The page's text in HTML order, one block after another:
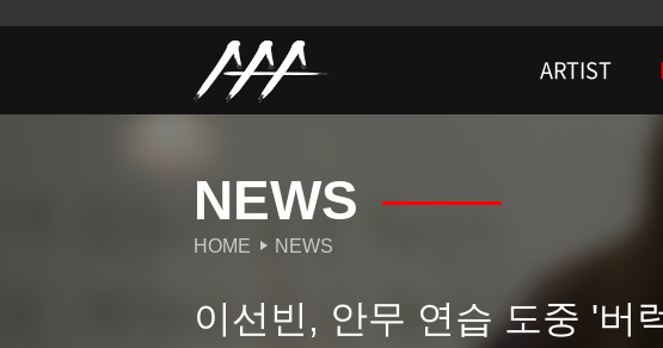
ARTIST
NEWS
HOME NEWS
이선빈, 안무 연습 도중 '버